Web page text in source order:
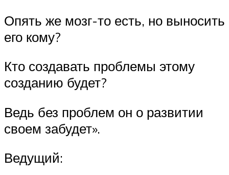
Опять же мозг-то есть, но выносить
его кому?
Кто создавать проблемы этому
созданию будет?
Ведь без проблем он о развитии
своем забудет».
Ведущий: